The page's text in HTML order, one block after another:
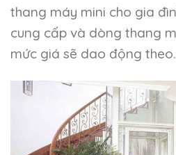
thang máy mini cho gia
cung cấp và dòng thang
mức giá sẽ dao động theo.